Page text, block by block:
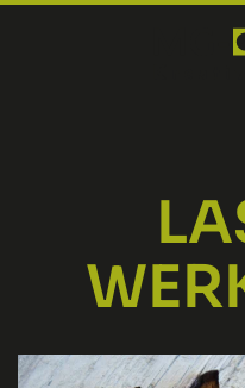
Zum Hauptinhalt